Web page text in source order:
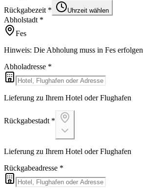
Rückgabezeit * Uhrzeit wählen
Abholstadt *
Fes
Hinweis: Die Abholung muss in Fes erfolgen
Abholadresse *
Lieferung zu Ihrem Hotel oder Flughafen
Rückgabestadt *
Lieferung zu Ihrem Hotel oder Flughafen
Rückgabeadresse *